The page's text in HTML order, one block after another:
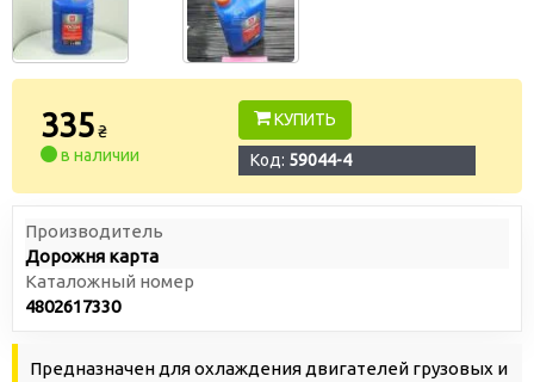
335₴
в наличии
КУПИТЬ
Код: 59044-4
Производитель
Дорожня карта
Каталожный номер
4802617330
Предназначен для охлаждения двигателей грузовых и